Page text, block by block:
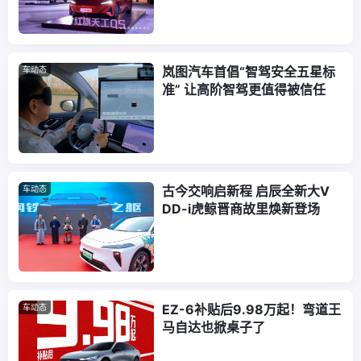
车动态
岚图汽车首倡“智驾安全五星标
准” 让高阶智驾更值得被信任
车动态
古今交响启新程 启辰全新大V
DD-i虎鲸晋商故里焕新登场
车动态
EZ-6补贴后9.98万起！弯道王
马自达也掀桌子了